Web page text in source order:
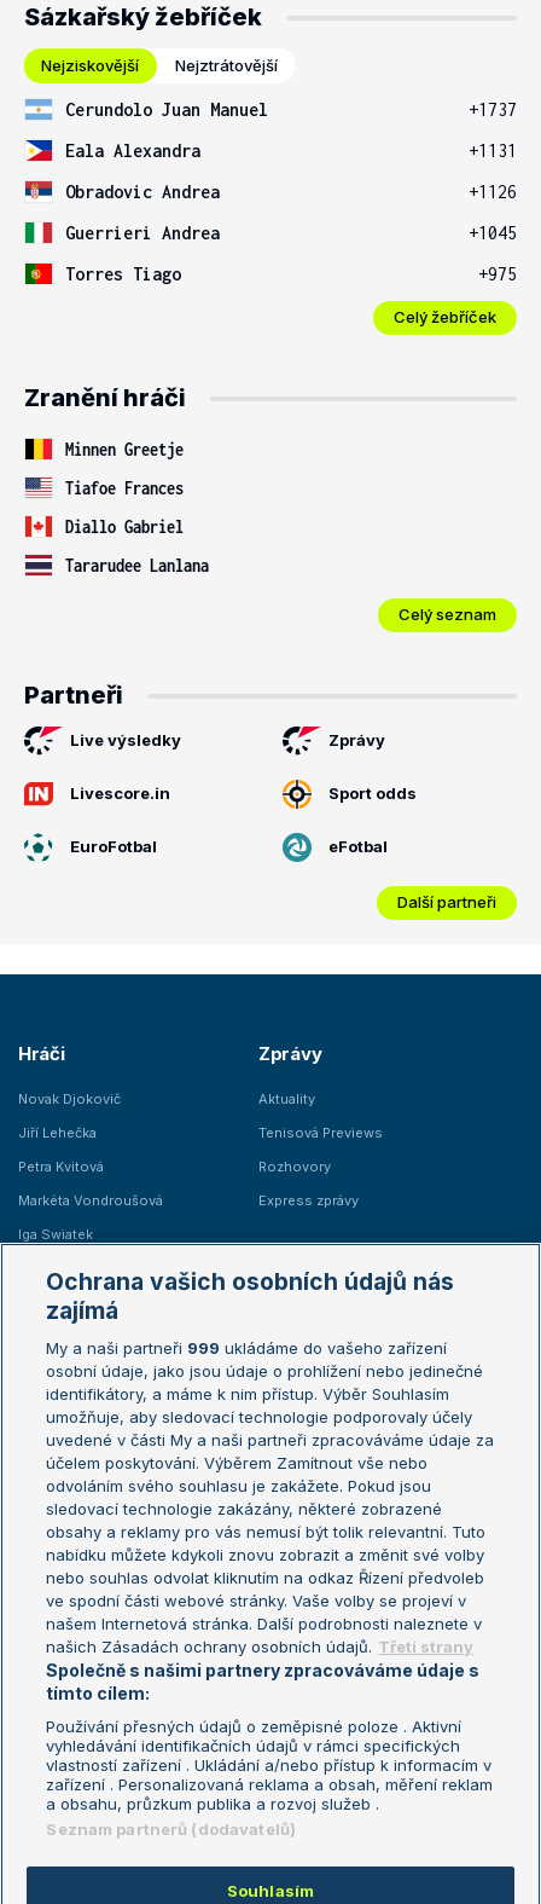
Sázkařský žebříček
Nejziskovější Nejztrátovější
Cerundolo Juan Manuel
+1737
Eala Alexandra
+1131
Obradovic Andrea
+1126
Guerrieri Andrea
+1045
Torres Tiago
+975
Celý žebříček
Zranění hráči
Minnen Greetje
Tiafoe Frances
Diallo Gabriel
Tararudee Lanlana
Celý seznam
Partneři
Live výsledky Zprávy
Livescore.in Sport odds
EuroFotbal eFotbal
Další partneři
Hráči
Novak Djokovič
Jiří Lehečka
Petra Kvitová
Markéta Vondroušová
Iga Swiatek
Zprávy
Aktuality
Tenisová Previews
Rozhovory
Express zprávy
Žebříčky
Žebříček ATP (muži)
Žebříček WTA (ženy)
Sázkařský žebříček
Australian Open
French Open
Wimbledon
US Open
Turnaj mistrů
Turnaj mistryň
Aktualní trendy
Fotbalové přestupy
Livesport Daily
LS Prague Open
Podmínky užití
Nastavení soukromí
GDPR a žurnalistika
Reklama
Kontakt
Informace o zpracování osobních
údajů
Ochrana vašich osobních údajů nás
zajímá
My a naši partneři 999 ukládáme do vašeho zařízení
osobní údaje, jako jsou údaje o prohlížení nebo jedinečné
identifikátory, a máme k nim přístup. Výběr Souhlasím
umožňuje, aby sledovací technologie podporovaly účely
uvedené v části My a naši partneři zpracováváme údaje za
účelem poskytování. Výběrem Zamítnout vše nebo
odvoláním svého souhlasu je zakážete. Pokud jsou
sledovací technologie zakázány, některé zobrazené
obsahy a reklamy pro vás nemusí být tolik relevantní. Tuto
nabídku můžete kdykoli znovu zobrazit a změnit své volby
nebo souhlas odvolat kliknutím na odkaz Řízení předvoleb
ve spodní části webové stránky. Vaše volby se projeví v
našem Internetová stránka. Další podrobnosti naleznete v
našich Zásadách ochrany osobních údajů. Třetí strany
Společně s našimi partnery zpracováváme údaje s
tímto cílem:
Používání přesných údajů o zeměpisné poloze . Aktivní
vyhledávání identifikačních údajů v rámci specifických
vlastností zařízení . Ukládání a/nebo přístup k informacím v
zařízení . Personalizovaná reklama a obsah, měření reklam
a obsahu, průzkum publika a rozvoj služeb .
Seznam partnerů (dodavatelů)
Souhlasím